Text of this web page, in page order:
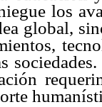
los
global,